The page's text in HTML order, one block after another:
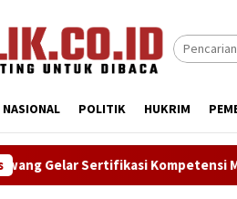
NASIONAL POLITIK HUKRIM
Manajemen SDM, Asesi